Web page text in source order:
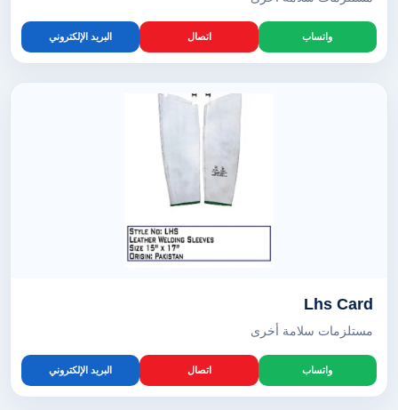
واتساب اتصال البريد الإلكتروني
Lhs Card
مستلزمات سلامة أخرى
واتساب اتصال البريد الإلكتروني